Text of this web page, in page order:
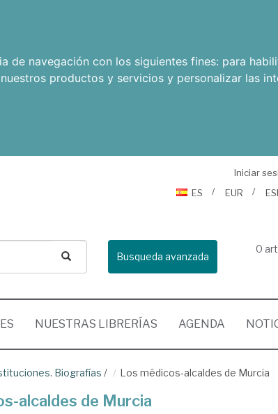
de navegación con los siguientes fines: para
productos y servicios y personalizar las
Iniciar
ES
EUR
Busqueda avanzada
0
NUESTRAS LIBRERÍAS AGENDA
Biografías / Los médicos-alcaldes de Murcia
alcaldes de Murcia